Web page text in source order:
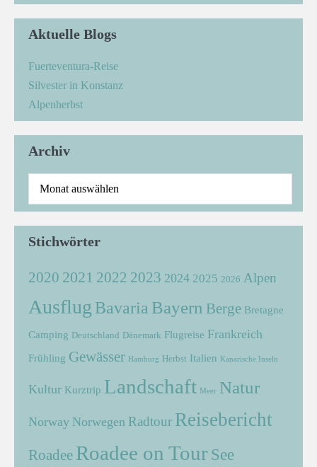
Aktuelle Blogs
Fuerteventura-Reise
Silvester in Konstanz
Alpenherbst
Archiv
Stichwörter
2020 2021 2022 2023 2024 2025 2026 Alpen
Ausflug Bavaria Bayern Berge Bretagne
Camping Deutschland Dänemark Flugreise Frankreich
Frühling Gewässer Hamburg Herbst Italien Kanarische Inseln
Kultur Kurztrip Landschaft Meer Natur
Norway Norwegen Radtour Reisebericht
Roadee Roadee on Tour See